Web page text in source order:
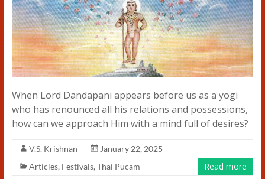
When Lord Dandapani appears before us as a yogi
who has renounced all his relations and possessions,
how can we approach Him with a mind full of desires?
V.S. Krishnan
January 22, 2025
Articles, Festivals, Thai Pucam Read more